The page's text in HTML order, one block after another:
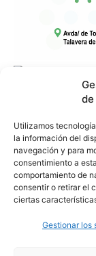
Utilizamos
la información del
navegación y para
consentimiento a
comportamiento de
consentir o retirar el
ciertas
Gestionar los